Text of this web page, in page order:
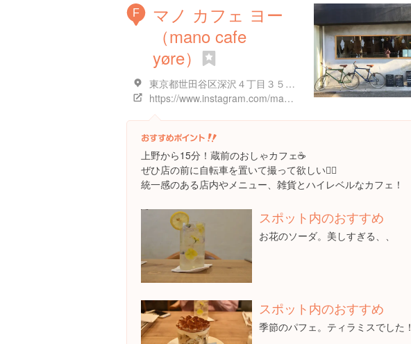
F
マノ カフェ ヨー
（mano cafe
yøre）
東京都世田谷区深沢４丁目３５-５
https://www.instagram.com/manocafe_yore/
上野から15分！蔵前のおしゃカフェ☕️
ぜひ店の前に自転車を置いて撮って欲しい👌🏻
統一感のある店内やメニュー、雑貨とハイレベルなカフェ！
スポット内のおすすめ
お花のソーダ。美しすぎる、、
スポット内のおすすめ
季節のパフェ。ティラミスでした！